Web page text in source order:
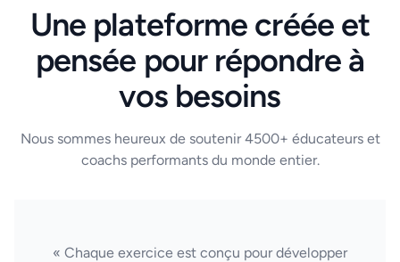
Une plateforme créée et
pensée pour répondre à
vos besoins
Nous sommes heureux de soutenir 4500+ éducateurs et
coachs performants du monde entier.
« Chaque exercice est conçu pour développer